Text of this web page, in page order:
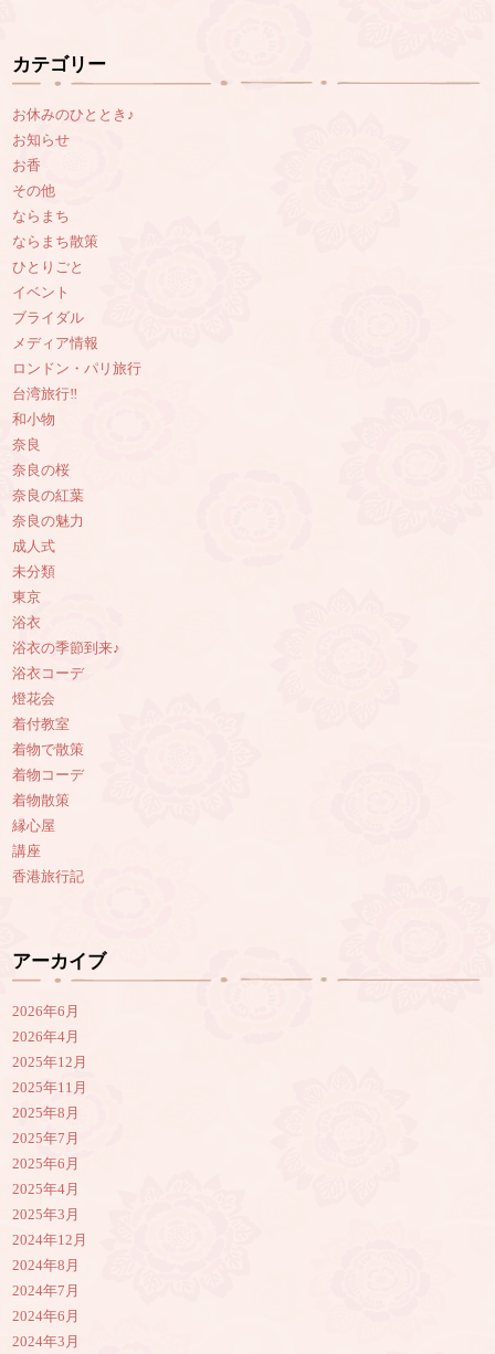
カテゴリー
お休みのひととき♪
お知らせ
お香
その他
ならまち
ならまち散策
ひとりごと
イベント
ブライダル
メディア情報
ロンドン・パリ旅行
台湾旅行‼︎
和小物
奈良
奈良の桜
奈良の紅葉
奈良の魅力
成人式
未分類
東京
浴衣
浴衣の季節到来♪
浴衣コーデ
燈花会
着付教室
着物で散策
着物コーデ
着物散策
縁心屋
講座
香港旅行記
アーカイブ
2026年6月
2026年4月
2025年12月
2025年11月
2025年8月
2025年7月
2025年6月
2025年4月
2025年3月
2024年12月
2024年8月
2024年7月
2024年6月
2024年3月